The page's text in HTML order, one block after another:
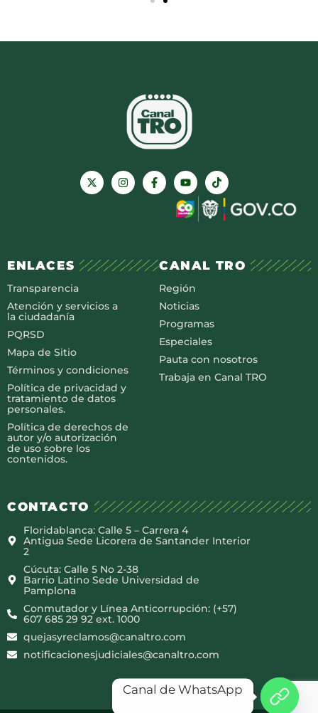
ENLACES
Transparencia
Atención y servicios a
la ciudadanía
PQRSD
Mapa de Sitio
Términos y condiciones
Política de privacidad y
tratamiento de datos
personales.
Política de derechos de
autor y/o autorización
de uso sobre los
contenidos.
CANAL TRO
Región
Noticias
Programas
Especiales
Pauta con nosotros
Trabaja en Canal TRO
CONTACTO
Floridablanca: Calle 5 – Carrera 4
Antigua Sede Licorera de Santander Interior
2
Cúcuta: Calle 5 No 2-38
Barrio Latino Sede Universidad de
Pamplona
Conmutador y Línea Anticorrupción: (+57)
607 685 29 92 ext. 1000
quejasyreclamos@canaltro.com
notificacionesjudiciales@canaltro.com
Canal de WhatsApp